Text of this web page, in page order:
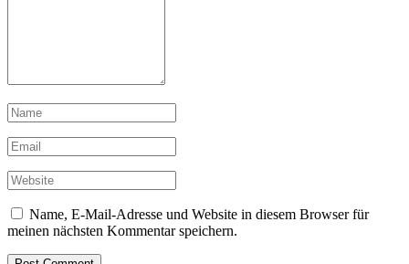
Name, E-Mail-Adresse und Website in diesem Browser für
meinen nächsten Kommentar speichern.